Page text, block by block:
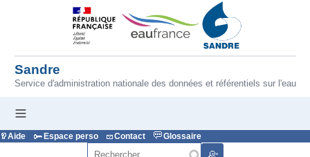
Aller au contenu principal
Sandre
Service d'administration nationale des données et référentiels sur l'eau
Aide Espace perso Contact
Glossaire